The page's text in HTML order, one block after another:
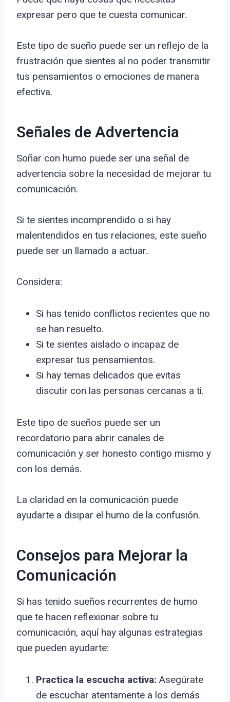
expresar pero que te cuesta comunicar.
Este tipo de sueño puede ser un reflejo de la
frustración que sientes al no poder transmitir
tus pensamientos o emociones de manera
efectiva.
Señales de Advertencia
Soñar con humo puede ser una señal de
advertencia sobre la necesidad de mejorar tu
comunicación.
Si te sientes incomprendido o si hay
malentendidos en tus relaciones, este sueño
puede ser un llamado a actuar.
Considera:
Si has tenido conflictos recientes que no
se han resuelto.
Si te sientes aislado o incapaz de
expresar tus pensamientos.
Si hay temas delicados que evitas
discutir con las personas cercanas a ti.
Este tipo de sueños puede ser un
recordatorio para abrir canales de
comunicación y ser honesto contigo mismo y
con los demás.
La claridad en la comunicación puede
ayudarte a disipar el humo de la confusión.
Consejos para Mejorar la
Comunicación
Si has tenido sueños recurrentes de humo
que te hacen reflexionar sobre tu
comunicación, aquí hay algunas estrategias
que pueden ayudarte:
Practica la escucha activa: Asegúrate
de escuchar atentamente a los demás